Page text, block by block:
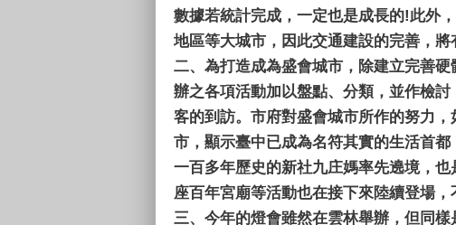
數據若統計完成，一定也是成長的!此外
地區等大城市，因此交通建設的完善，
二、 為打造成為盛會城市，除建立完善
辦之各項活動加以盤點、分類，並作檢
客的到訪。市府對盛會城市所作的努力
市，顯示臺中已成為名符其實的生活首
一百多年歷史的新社九庄媽率先遶境，
座百年宮廟等活動也在接下來陸續登場
三、 今年的燈會雖然在雲林舉辦，但同